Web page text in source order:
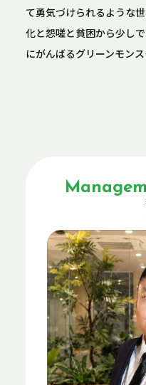
て勇気づけられるような
化と怨嗟と貧困から少し
にがんばるグリーンモン